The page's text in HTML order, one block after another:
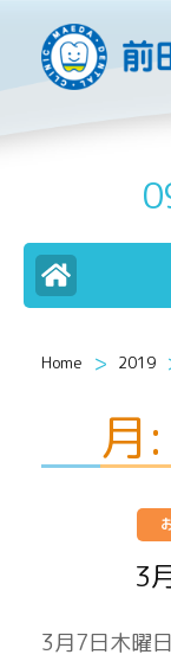
Home > 2019
月:
3
3月7日木曜